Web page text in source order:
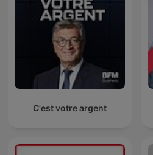
C'est votre argent